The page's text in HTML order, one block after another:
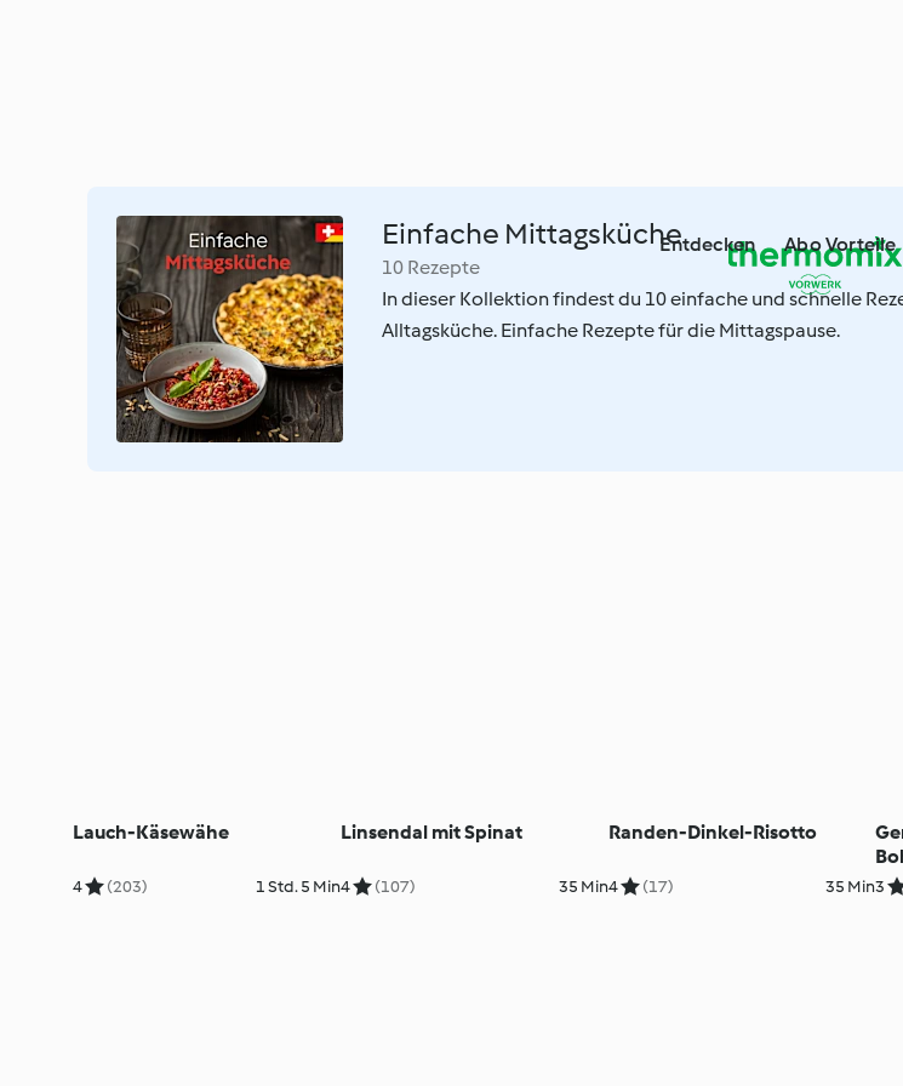
Entdecken Abo Vorteile
Einfache Mittagsküche
10 Rezepte
In dieser Kollektion findest du 10 einfache und schnelle
Alltagsküche. Einfache Rezepte für die Mittagspause.
Lauch-Käsewähe
4 (203) 1 Std. 5 Min
Linsendal mit Spinat
4 (107) 35 Min
Randen-Dinkel-Risotto
4 (17) 35 Min3